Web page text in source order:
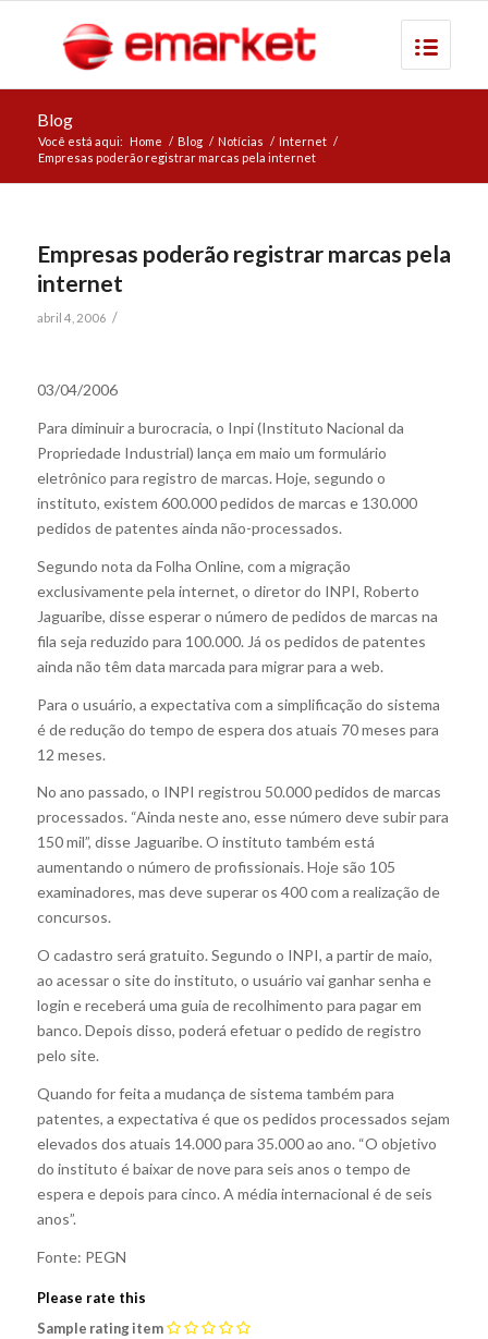
Blog
Você está aqui: Home / Blog / Notícias / Internet /
Empresas poderão registrar marcas pela internet
Empresas poderão registrar marcas pela
internet
abril 4, 2006 /
03/04/2006
Para diminuir a burocracia, o Inpi (Instituto Nacional da
Propriedade Industrial) lança em maio um formulário
eletrônico para registro de marcas. Hoje, segundo o
instituto, existem 600.000 pedidos de marcas e 130.000
pedidos de patentes ainda não-processados.
Segundo nota da Folha Online, com a migração
exclusivamente pela internet, o diretor do INPI, Roberto
Jaguaribe, disse esperar o número de pedidos de marcas na
fila seja reduzido para 100.000. Já os pedidos de patentes
ainda não têm data marcada para migrar para a web.
Para o usuário, a expectativa com a simplificação do sistema
é de redução do tempo de espera dos atuais 70 meses para
12 meses.
No ano passado, o INPI registrou 50.000 pedidos de marcas
processados. “Ainda neste ano, esse número deve subir para
150 mil”, disse Jaguaribe. O instituto também está
aumentando o número de profissionais. Hoje são 105
examinadores, mas deve superar os 400 com a realização de
concursos.
O cadastro será gratuito. Segundo o INPI, a partir de maio,
ao acessar o site do instituto, o usuário vai ganhar senha e
login e receberá uma guia de recolhimento para pagar em
banco. Depois disso, poderá efetuar o pedido de registro
pelo site.
Quando for feita a mudança de sistema também para
patentes, a expectativa é que os pedidos processados sejam
elevados dos atuais 14.000 para 35.000 ao ano. “O objetivo
do instituto é baixar de nove para seis anos o tempo de
espera e depois para cinco. A média internacional é de seis
anos”.
Fonte: PEGN
Please rate this
Sample rating item